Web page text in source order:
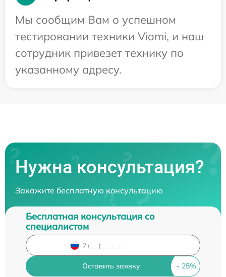
Мы сообщим Вам о успешном
тестировании техники Viomi, и наш
сотрудник привезет технику по
указанному адресу.
Нужна консультация?
Закажите бесплатную консультацию
Бесплатная консультация со
специалистом
Оставить заявку